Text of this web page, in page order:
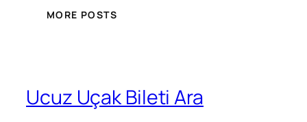
MORE POSTS
Ucuz Uçak Bileti Ara